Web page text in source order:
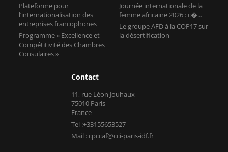
Plateforme pour
l’internationalisation des
entreprises francophones
Programme « Excellence et
Compétitivité des Chambres
Consulaires »
Journée internationale de la
femme africaine 2026 : c�...
Le groupe AFD à la COP17 sur
la désertification
Contact
11, rue Léon Jouhaux
75010 Paris
France
Tel :+33155653527
Mail : cpccaf@cci-paris-idf.fr